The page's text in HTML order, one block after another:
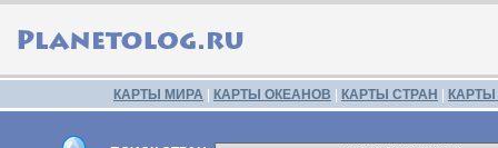
КАРТЫ МИРА КАРТЫ ОКЕАНОВ КАРТЫ СТРАН